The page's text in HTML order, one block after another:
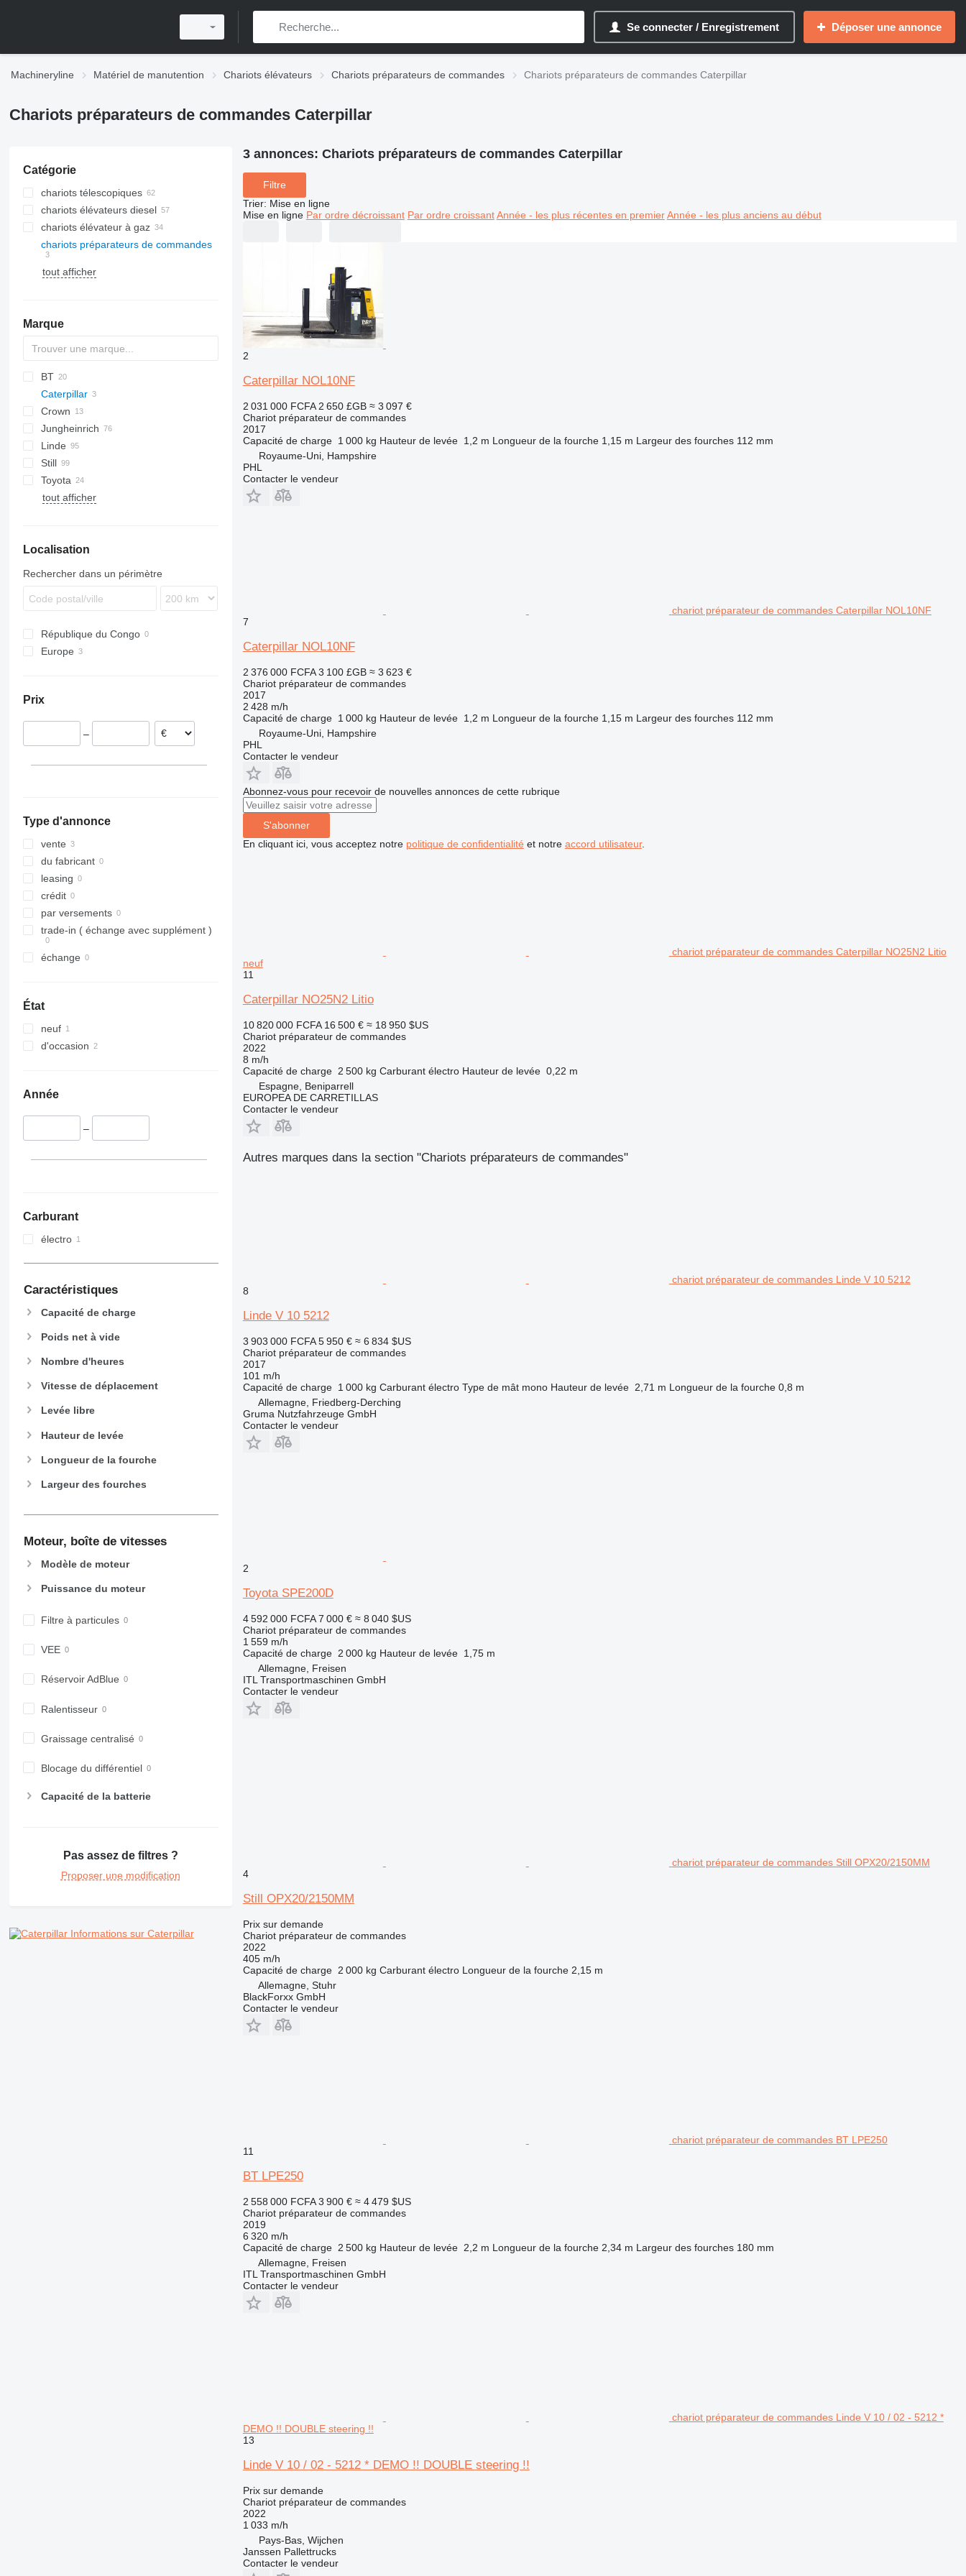
Se connecter / Enregistrement Déposer une annonce
Machineryline Matériel de manutention Chariots élévateurs Chariots préparateurs de commandes Chariots préparateurs de commandes Caterpillar
Chariots préparateurs de commandes Caterpillar
Catégorie
chariots télescopiques
chariots élévateurs diesel
chariots élévateur à gaz
chariots préparateurs de commandes
tout afficher
Marque
BT
LPE
OME 100
OP 1000 HSE
OSE
P-series
SWE
Caterpillar
Crown
GPC
RT
SP
WT
CBD
CJD
CBD
K-series
R-series
DSP
Jungheinrich
ECE
EKM
EKS
ERE
Linde
D-series
K-series
L-series
S-series
V-series
W-series
Still
COP
CX
EXG
EXU
FXH
MX
OPX
Toyota
SPE
MO
tout afficher
Localisation
Rechercher dans un périmètre
République du Congo
Europe
Prix
–
Type d'annonce
vente
du fabricant
leasing
crédit
par versements
trade-in ( échange avec supplément )
échange
État
neuf
d'occasion
Année
–
Carburant
électro
Caractéristiques
Capacité de charge
Poids net à vide
Nombre d'heures
Vitesse de déplacement
Levée libre
Hauteur de levée
Longueur de la fourche
Largeur des fourches
Moteur, boîte de vitesses
Modèle de moteur
Puissance du moteur
Filtre à particules
VEE
Réservoir AdBlue
Ralentisseur
Graissage centralisé
Blocage du différentiel
Capacité de la batterie
Pas assez de filtres ?
Proposer une modification
Informations sur Caterpillar
3 annonces: Chariots préparateurs de commandes Caterpillar
Filtre
Trier: Mise en ligne
Mise en ligne Par ordre décroissant Par ordre croissant Année - les plus récentes en premier Année - les plus anciens au début
2
Caterpillar NOL10NF
2 031 000 FCFA 2 650 £GB ≈ 3 097 €
Chariot préparateur de commandes
2017
Capacité de charge 1 000 kg Hauteur de levée 1,2 m Longueur de la fourche 1,15 m Largeur des fourches 112 mm
Royaume-Uni, Hampshire
PHL
Contacter le vendeur
chariot préparateur de commandes Caterpillar NOL10NF
7
Caterpillar NOL10NF
2 376 000 FCFA 3 100 £GB ≈ 3 623 €
Chariot préparateur de commandes
2017
2 428 m/h
Capacité de charge 1 000 kg Hauteur de levée 1,2 m Longueur de la fourche 1,15 m Largeur des fourches 112 mm
Royaume-Uni, Hampshire
PHL
Contacter le vendeur
Abonnez-vous pour recevoir de nouvelles annonces de cette rubrique
S'abonner
En cliquant ici, vous acceptez notre politique de confidentialité et notre accord utilisateur.
chariot préparateur de commandes Caterpillar NO25N2 Litio
neuf
11
Caterpillar NO25N2 Litio
10 820 000 FCFA 16 500 € ≈ 18 950 $US
Chariot préparateur de commandes
2022
8 m/h
Capacité de charge 2 500 kg Carburant électro Hauteur de levée 0,22 m
Espagne, Beniparrell
EUROPEA DE CARRETILLAS
Contacter le vendeur
Autres marques dans la section "Chariots préparateurs de commandes"
chariot préparateur de commandes Linde V 10 5212
8
Linde V 10 5212
3 903 000 FCFA 5 950 € ≈ 6 834 $US
Chariot préparateur de commandes
2017
101 m/h
Capacité de charge 1 000 kg Carburant électro Type de mât mono Hauteur de levée 2,71 m Longueur de la fourche 0,8 m
Allemagne, Friedberg-Derching
Gruma Nutzfahrzeuge GmbH
Contacter le vendeur
2
Toyota SPE200D
4 592 000 FCFA 7 000 € ≈ 8 040 $US
Chariot préparateur de commandes
1 559 m/h
Capacité de charge 2 000 kg Hauteur de levée 1,75 m
Allemagne, Freisen
ITL Transportmaschinen GmbH
Contacter le vendeur
chariot préparateur de commandes Still OPX20/2150MM
4
Still OPX20/2150MM
Prix sur demande
Chariot préparateur de commandes
2022
405 m/h
Capacité de charge 2 000 kg Carburant électro Longueur de la fourche 2,15 m
Allemagne, Stuhr
BlackForxx GmbH
Contacter le vendeur
chariot préparateur de commandes BT LPE250
11
BT LPE250
2 558 000 FCFA 3 900 € ≈ 4 479 $US
Chariot préparateur de commandes
2019
6 320 m/h
Capacité de charge 2 500 kg Hauteur de levée 2,2 m Longueur de la fourche 2,34 m Largeur des fourches 180 mm
Allemagne, Freisen
ITL Transportmaschinen GmbH
Contacter le vendeur
chariot préparateur de commandes Linde V 10 / 02 - 5212 *
DEMO !! DOUBLE steering !!
13
Linde V 10 / 02 - 5212 * DEMO !! DOUBLE steering !!
Prix sur demande
Chariot préparateur de commandes
2022
1 033 m/h
Pays-Bas, Wijchen
Janssen Pallettrucks
Contacter le vendeur